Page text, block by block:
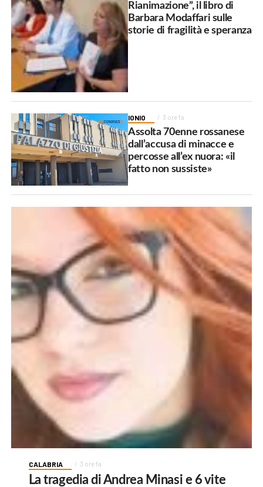
Rianimazione”, il libro di
Barbara Modaffari sulle
storie di fragilità e speranza
IONIO 3 ore fa
Assolta 70enne rossanese
dall’accusa di minacce e
percosse all’ex nuora: «il
fatto non sussiste»
CALABRIA 3 ore fa
La tragedia di Andrea Minasi e 6 vite